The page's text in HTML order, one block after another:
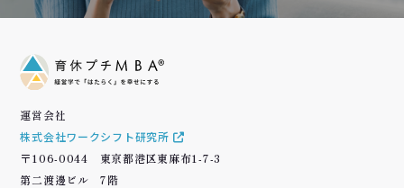
運営会社
株式会社ワークシフト研究所
〒106-0044 東京都港区東麻布1-7-3
第二渡邊ビル 7階